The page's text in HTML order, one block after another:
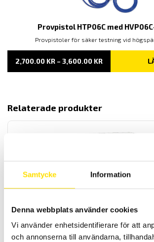
Samtycke Information
Denna webbplats använder cookies
Vi använder enhetsidentifierare för att
och annonserna till användarna,
Provpistol HTP06C med
Provpistoler för säker testning vid
2,700.00 KR – 3,600.00 KR
TILL
Relaterade produkter
Testsystem ATS400 Variant HG-